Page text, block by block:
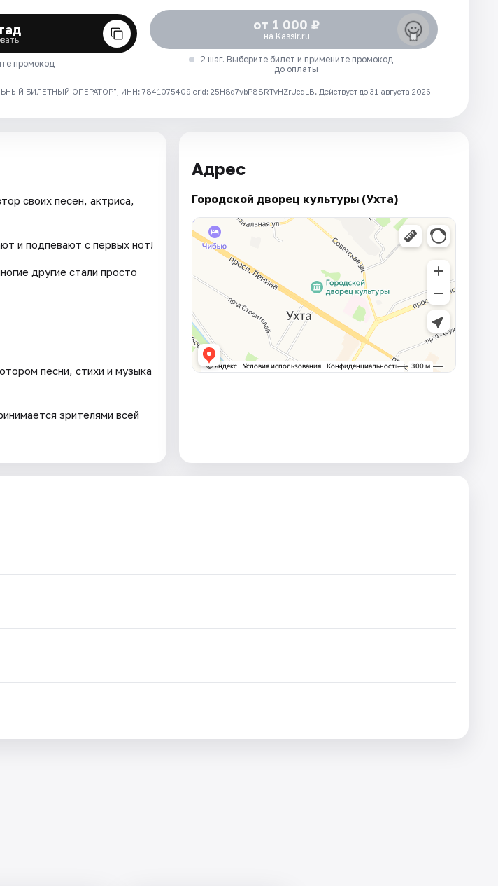
промокод
от 1 000 ₽
на Kassir.ru
2 шаг. Выберите билет и примените промокод
до оплаты
БИЛЕТНЫЙ ОПЕРАТОР", ИНН: 7841075409 erid: 25H8d7vbP8SRTvHZrUcdLB. Действует до 31 августа 2026
своих песен, актриса,
и подпевают с первых нот!
другие стали просто
песни, стихи и музыка
зрителями всей
Адрес
Городской дворец культуры (Ухта)